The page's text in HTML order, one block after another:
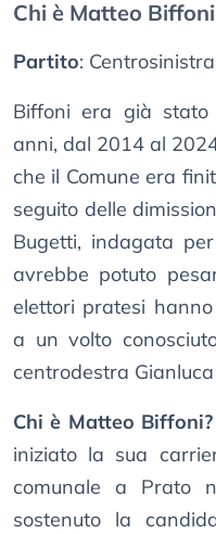
Chi è Matteo
Partito: Centrosinistra
Biffoni era già
anni, dal 2014 al
che il Comune era
seguito delle
Bugetti, indagata
avrebbe potuto
elettori pratesi
a un volto
centrodestra
Chi è Matteo Biffoni?
iniziato la sua
comunale a Prato
sostenuto la